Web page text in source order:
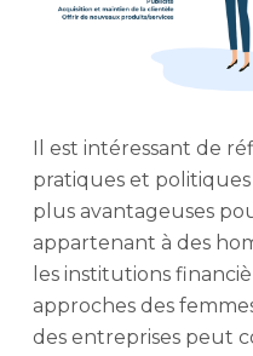
Il est intéressant de
pratiques et
plus avantageuses
appartenant à des
les institutions
approches des
des entreprises peut